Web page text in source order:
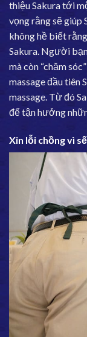
thiệu Sakura tới
vọng rằng sẽ giúp
không hề biết
Sakura. Người
mà còn “chăm
massage đầu tiên
massage. Từ đó
để tận hưởng
Xin lỗi chồng vì